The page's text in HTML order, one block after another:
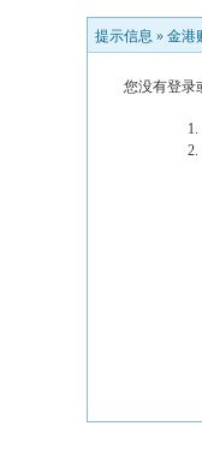
提示信息 » 金港
您没有登录